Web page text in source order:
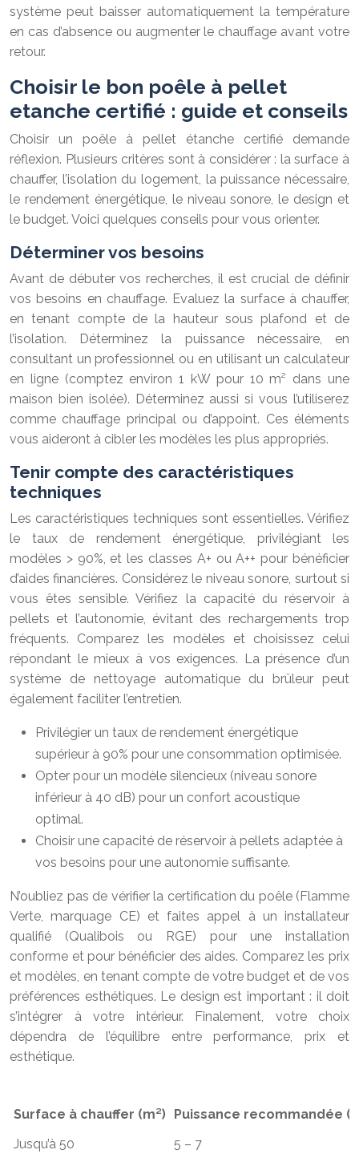
système peut baisser automatiquement la température
en cas d’absence ou augmenter le chauffage avant votre
retour.
Choisir le bon poêle à pellet
etanche certifié : guide et conseils
Choisir un poêle à pellet étanche certifié demande
réflexion. Plusieurs critères sont à considérer : la surface à
chauffer, l’isolation du logement, la puissance nécessaire,
le rendement énergétique, le niveau sonore, le design et
le budget. Voici quelques conseils pour vous orienter.
Déterminer vos besoins
Avant de débuter vos recherches, il est crucial de définir
vos besoins en chauffage. Evaluez la surface à chauffer,
en tenant compte de la hauteur sous plafond et de
l’isolation. Déterminez la puissance nécessaire, en
consultant un professionnel ou en utilisant un calculateur
en ligne (comptez environ 1 kW pour 10 m² dans une
maison bien isolée). Déterminez aussi si vous l’utiliserez
comme chauffage principal ou d’appoint. Ces éléments
vous aideront à cibler les modèles les plus appropriés.
Tenir compte des caractéristiques
techniques
Les caractéristiques techniques sont essentielles. Vérifiez
le taux de rendement énergétique, privilégiant les
modèles > 90%, et les classes A+ ou A++ pour bénéficier
d’aides financières. Considérez le niveau sonore, surtout si
vous êtes sensible. Vérifiez la capacité du réservoir à
pellets et l’autonomie, évitant des rechargements trop
fréquents. Comparez les modèles et choisissez celui
répondant le mieux à vos exigences. La présence d’un
système de nettoyage automatique du brûleur peut
également faciliter l’entretien.
Privilégier un taux de rendement énergétique
supérieur à 90% pour une consommation optimisée.
Opter pour un modèle silencieux (niveau sonore
inférieur à 40 dB) pour un confort acoustique
optimal.
Choisir une capacité de réservoir à pellets adaptée à
vos besoins pour une autonomie suffisante.
N’oubliez pas de vérifier la certification du poêle (Flamme
Verte, marquage CE) et faites appel à un installateur
qualifié (Qualibois ou RGE) pour une installation
conforme et pour bénéficier des aides. Comparez les prix
et modèles, en tenant compte de votre budget et de vos
préférences esthétiques. Le design est important : il doit
s’intégrer à votre intérieur. Finalement, votre choix
dépendra de l’équilibre entre performance, prix et
esthétique.
Surface à chauffer (m²) Puissance recommandée
Jusqu’à 50
5 – 7